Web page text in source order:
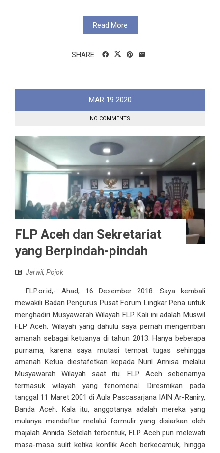
Read More
SHARE
MAR 19 2020
NO COMMENTS
FLP Aceh dan Sekretariat
yang Berpindah-pindah
Jarwil, Pojok
FLP.or.id,- Ahad, 16 Desember 2018. Saya kembali
mewakili Badan Pengurus Pusat Forum Lingkar Pena untuk
menghadiri Musyawarah Wilayah FLP. Kali ini adalah Muswil
FLP Aceh. Wilayah yang dahulu saya pernah mengemban
amanah sebagai ketuanya di tahun 2013. Hanya beberapa
purnama, karena saya mutasi tempat tugas sehingga
amanah Ketua diestafetkan kepada Nuril Annisa melalui
Musyawarah Wilayah saat itu. FLP Aceh sebenarnya
termasuk wilayah yang fenomenal. Diresmikan pada
tanggal 11 Maret 2001 di Aula Pascasarjana IAIN Ar-Raniry,
Banda Aceh. Kala itu, anggotanya adalah mereka yang
mulanya mendaftar melalui formulir yang disiarkan oleh
majalah Annida. Setelah terbentuk, FLP Aceh pun melewati
masa-masa sulit ketika konflik Aceh berkecamuk, hingga